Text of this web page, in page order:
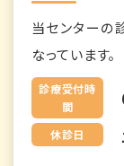
当センターの
なっています。
診療受付時
間
休診日